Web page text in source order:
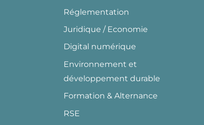
Réglementation
Juridique / Economie
Digital numérique
Environnement et
développement durable
Formation & Alternance
RSE